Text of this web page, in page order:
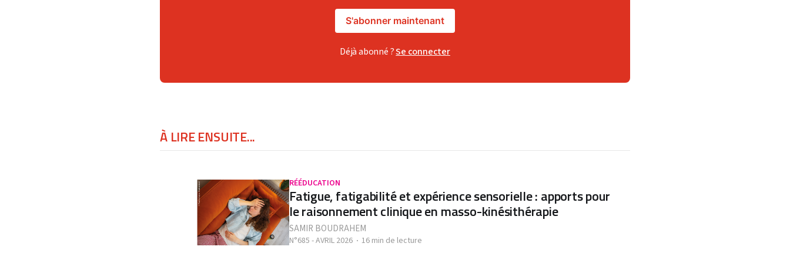
S'abonner maintenant
Déjà abonné ?Se connecter
À LIRE ENSUITE...
RÉÉDUCATION
Fatigue, fatigabilité et expérience sensorielle : apports pour
le raisonnement clinique en masso-kinésithérapie
SAMIR BOUDRAHEM
N°685 - AVRIL 2026 16 min de lecture